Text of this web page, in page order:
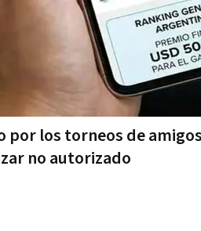
por los torneos de
no autorizado